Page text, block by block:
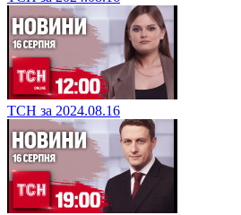
ТСН за 2024.08.16